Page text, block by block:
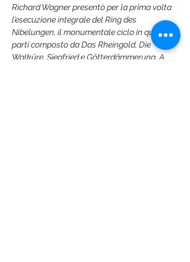
Richard Wagner presentò per la prima volta
l’esecuzione integrale del Ring des
Nibelungen, il monumentale ciclo in quattro
parti composto da Das Rheingold, Die
Walküre, Siegfried e Götterdämmerung. A